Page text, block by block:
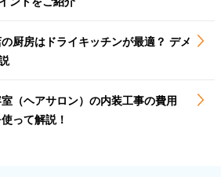
厨房はドライキッチンが最適？ デメ
室（ヘアサロン）の内装工事の費用
って解説！